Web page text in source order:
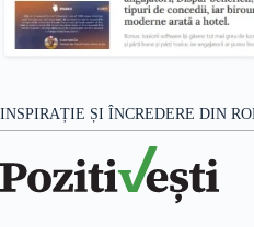
INSPIRAȚIE ȘI ÎNCREDERE DIN